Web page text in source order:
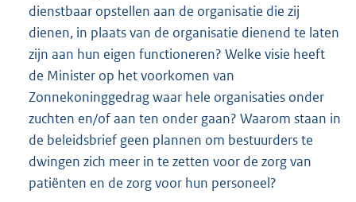
dienstbaar opstellen aan de organisatie die zij
dienen, in plaats van de organisatie dienend te laten
zijn aan hun eigen functioneren? Welke visie heeft
de Minister op het voorkomen van
Zonnekoninggedrag waar hele organisaties onder
zuchten en/of aan ten onder gaan? Waarom staan in
de beleidsbrief geen plannen om bestuurders te
dwingen zich meer in te zetten voor de zorg van
patiënten en de zorg voor hun personeel?